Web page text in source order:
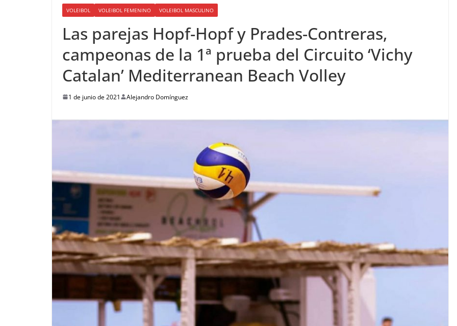
VOLEIBOL VOLEIBOL FEMENINO VOLEIBOL MASCULINO
Las parejas Hopf-Hopf y Prades-Contreras,
campeonas de la 1ª prueba del Circuito ‘Vichy
Catalan’ Mediterranean Beach Volley
1 de junio de 2021 Alejandro Domínguez